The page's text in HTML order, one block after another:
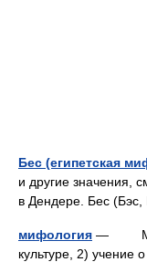
Бес (египетская
и другие значения,
в Дендере. Бес
мифология —
культуре, 2) учение